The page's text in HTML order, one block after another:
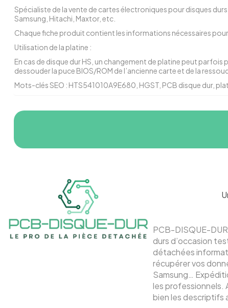
Spécialiste de la vente de cartes électroniques pour disques
Samsung, Hitachi, Maxtor, etc.
Chaque fiche produit contient les informations nécessaires
Utilisation de la platine :
En cas de disque dur HS, un changement de platine peut
dessouder la puce BIOS/ROM de l’ancienne carte et de la
Mots-clés SEO : HTS541010A9E680, HGST, PCB disque dur,
PCB-DISQUE-
durs d’occasion
détachées
récupérer vos
Samsung…
les professionnels.
bien les descriptifs